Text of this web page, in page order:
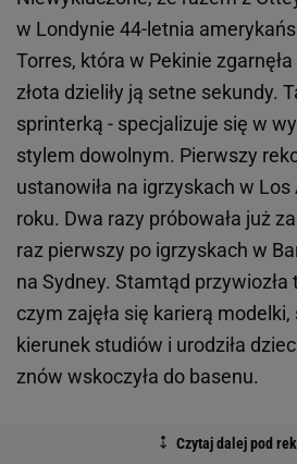
w Londynie 44-letnia
Torres, która w Pekinie
złota dzieliły ją setne sekundy.
sprinterką - specjalizuje się w
stylem dowolnym. Pierwszy
ustanowiła na igrzyskach w
roku. Dwa razy próbowała już
raz pierwszy po igrzyskach w
na Sydney. Stamtąd przywiozła
czym zajęła się karierą modelki,
kierunek studiów i urodziła
znów wskoczyła do basenu.